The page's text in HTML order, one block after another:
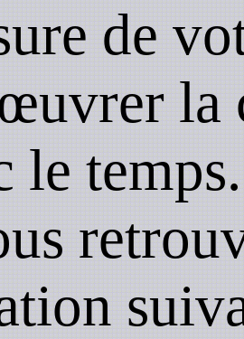
de
la
le